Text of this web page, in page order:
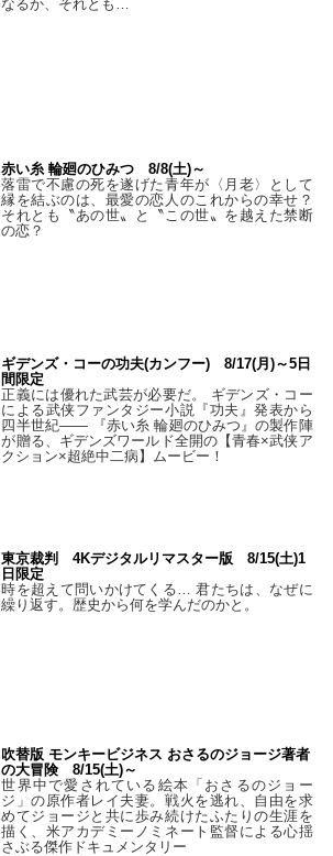
なるか、それとも…
赤い糸 輪廻のひみつ 8/8(土)～
落雷で不慮の死を遂げた青年が〈月老〉として
縁を結ぶのは、最愛の恋人のこれからの幸せ？
それとも〝あの世〟と〝この世〟を越えた禁断
の恋？
ギデンズ・コーの功夫(カンフー) 8/17(月)～5日
間限定
正義には優れた武芸が必要だ。 ギデンズ・コー
による武侠ファンタジー小説『功夫』発表から
四半世紀―― 『赤い糸 輪廻のひみつ』の製作陣
が贈る、ギデンズワールド全開の【青春×武侠ア
クション×超絶中二病】ムービー！
東京裁判 4Kデジタルリマスター版 8/15(土)1
日限定
時を超えて問いかけてくる… 君たちは、なぜに
繰り返す。歴史から何を学んだのかと。
吹替版 モンキービジネス おさるのジョージ著者
の大冒険 8/15(土)～
世界中で愛されている絵本「おさるのジョー
ジ」の原作者レイ夫妻。戦火を逃れ、自由を求
めてジョージと共に歩み続けたふたりの生涯を
描く、米アカデミーノミネート監督による心揺
さぶる傑作ドキュメンタリー